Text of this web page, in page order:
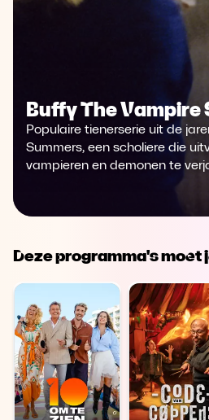
Buffy The Vampire
Populaire tienerserie uit de
Summers, een scholiere die
vampieren en demonen te
Deze programma's moet